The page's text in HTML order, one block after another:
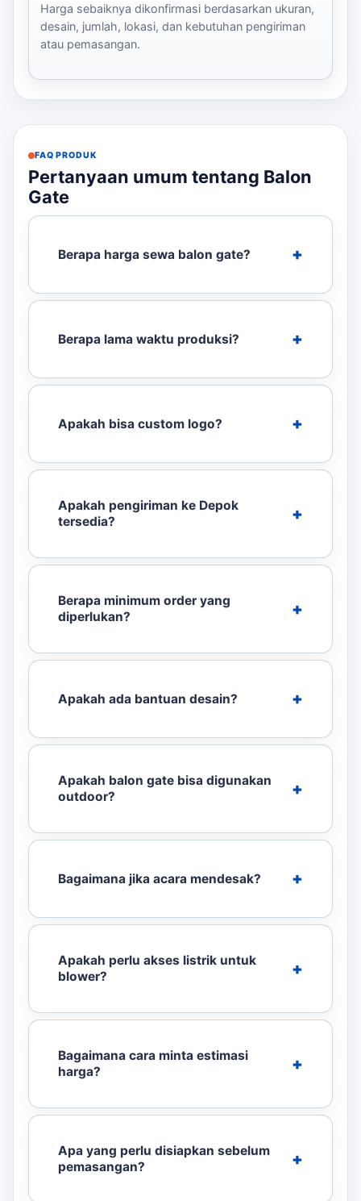
Harga sebaiknya dikonfirmasi berdasarkan ukuran,
desain, jumlah, lokasi, dan kebutuhan pengiriman
atau pemasangan.
FAQ PRODUK
Pertanyaan umum tentang Balon
Gate
Berapa harga sewa balon gate?
Berapa lama waktu produksi?
Apakah bisa custom logo?
Apakah pengiriman ke Depok
tersedia?
Berapa minimum order yang
diperlukan?
Apakah ada bantuan desain?
Apakah balon gate bisa digunakan
outdoor?
Bagaimana jika acara mendesak?
Apakah perlu akses listrik untuk
blower?
Bagaimana cara minta estimasi
harga?
Apa yang perlu disiapkan sebelum
pemasangan?